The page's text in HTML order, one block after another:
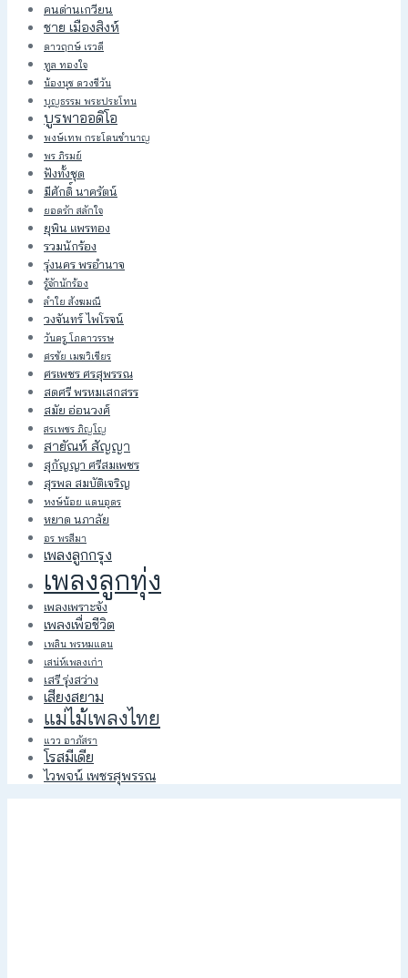
คนด่านเกวียน
ชาย เมืองสิงห์
ดาวฤกษ์ เรวดี
ทูล ทองใจ
น้องนุช ดวงชีวัน
บุญธรรม พระประโทน
บูรพาออดิโอ
พงษ์เทพ กระโดนชำนาญ
พร ภิรมย์
ฟังทั้งชุด
มีศักดิ์ นาครัตน์
ยอดรัก สลักใจ
ยุพิน แพรทอง
รวมนักร้อง
รุ่งนคร พรอำนาจ
รู้จักนักร้อง
ลำใย สังฆมณี
วงจันทร์ ไพโรจน์
วันครู โภคาวรรษ
ศรชัย เมฆวิเชียร
ศรเพชร ศรสุพรรณ
สดศรี พรหมเสกสรร
สมัย อ่อนวงศ์
สรเพชร ภิญโญ
สายัณห์ สัญญา
สุกัญญา ศรีสมเพชร
สุรพล สมบัติเจริญ
หงษ์น้อย แดนอุดร
หยาด นภาลัย
อร พรสีมา
เพลงลูกกรุง
เพลงลูกทุ่ง
เพลงเพราะจัง
เพลงเพื่อชีวิต
เพลิน พรหมแดน
เสน่ห์เพลงเก่า
เสรี รุ่งสว่าง
เสียงสยาม
แม่ไม้เพลงไทย
แวว อาภัสรา
โรสมีเดีย
ไวพจน์ เพชรสุพรรณ